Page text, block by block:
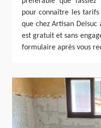
pour connaître les
que chez Artisan Delsuc
est gratuit et sans
formulaire après vous